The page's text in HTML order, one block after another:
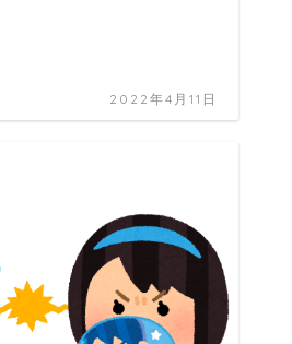
2022年4月11日